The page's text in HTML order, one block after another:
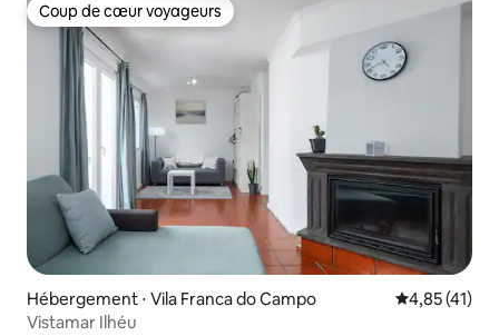
Coup de cœur voyageurs
Coup de cœur voyageurs
Hébergement ⋅ Vila Franca do Campo Évaluation
4,85 (41)
Vistamar Ilhéu